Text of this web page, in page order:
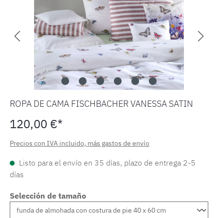
ROPA DE CAMA FISCHBACHER VANESSA SATIN
120,00 €*
Precios con IVA incluido, más gastos de envío
Listo para el envío en 35 días, plazo de entrega 2-5
días
Selección de tamaño